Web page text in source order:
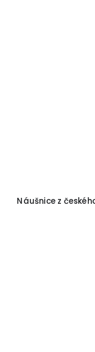
Náušnice z